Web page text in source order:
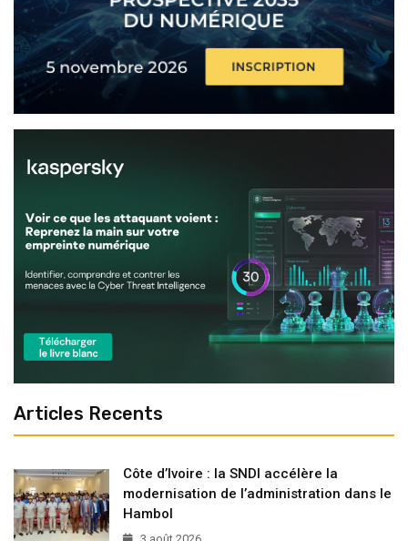
Articles Recents
Côte d’Ivoire : la SNDI accélère la
modernisation de l’administration dans le
Hambol